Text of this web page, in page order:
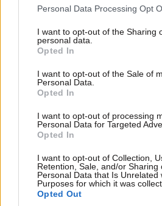
Please note that this website/app
not limited to your visit or usage
grant or deny consent to Google
use your data for below specified
consent section.
Personal Data Processing Opt
I want to opt-out of the Sharing
personal data.
Opted In
I want to opt-out of the Sale of
Personal Data.
Opted In
I want to opt-out of processing
Personal Data for Targeted
Opted In
I want to opt-out of Collection,
Retention, Sale, and/or Sharing
Personal Data that Is Unrelated
Purposes for which it was
Opted Out
ΕΛΛΑΔΑ48 λ. πριν
Συντετριμμένος ο πατέρας
θυμάτων στο τροχαίο στις
τη γυναίκα και το παιδί